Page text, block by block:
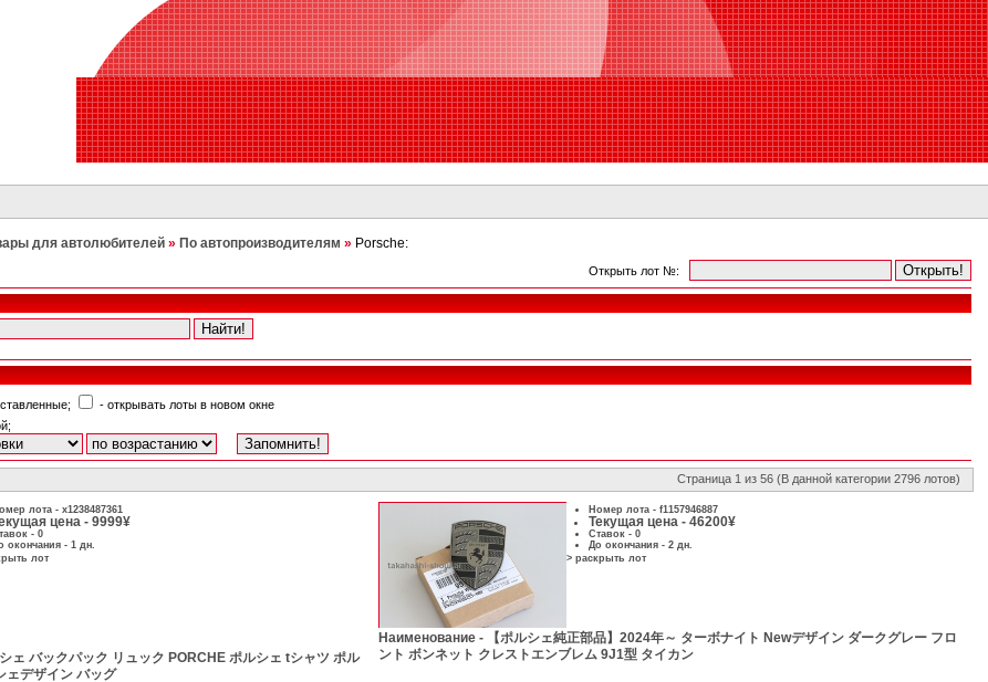
для автолюбителей » По автопроизводителям » Porsche:
Открыть лот №:
- открывать лоты в новом окне
Страница 1 из 56 (В данной категории 2796 лотов)
лота - x1238487361
цена - 9999¥
- 0
окончания - 1 дн.
лот
ェ バックパック リュック PORCHE ポルシェ tシャツ ポル
ェデザイン バッグ
Номер лота - f1157946887
Текущая цена - 46200¥
Ставок - 0
До окончания - 2 дн.
> раскрыть лот
Наименование -
【ポルシェ純正部品】2024年～ ターボナイト Newデザイン ダークグレー フロ
ント ボンネット クレストエンブレム 9J1型 タイカン